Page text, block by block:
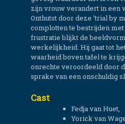
zijn vrouw verandert in een
Onthutst door deze ’trial by
complotten te bestrijden
frustratie blijkt de
werkelijkheid. Hij gaat tot
waarheid boven tafel te
onrechte veroordeeld door
sprake van een onschuldig
Cast
Fedja van Huet,
Yorick van